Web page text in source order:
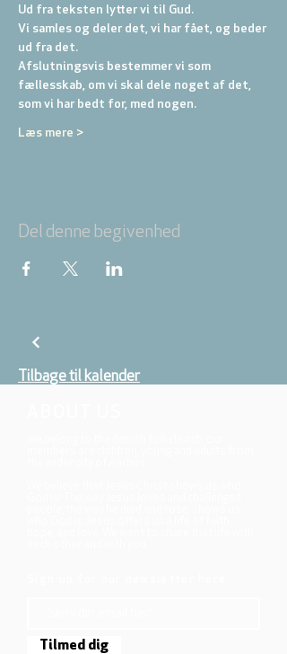
Ud fra teksten lytter vi til Gud.
Vi samles og deler det, vi har fået, og beder
ud fra det.
Afslutningsvis bestemmer vi som
fællesskab, om vi skal dele noget af det,
som vi har bedt for, med nogen.
Læs mere >
Del denne begivenhed
Tilbage til kalender
Tilmed dig